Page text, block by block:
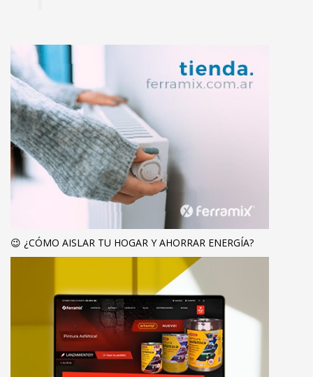
😉 ¿CÓMO AISLAR TU HOGAR Y AHORRAR ENERGÍA?